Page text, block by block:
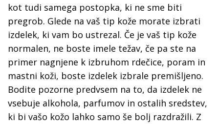
kot tudi samega postopka, ki ne sme biti
pregrob. Glede na vaš tip kože morate izbrati
izdelek, ki vam bo ustrezal. Če je vaš tip kože
normalen, ne boste imele težav, če pa ste na
primer nagnjene k izbruhom rdečice, poram in
mastni koži, boste izdelek izbrale premišljeno.
Bodite pozorne predvsem na to, da izdelek ne
vsebuje alkohola, parfumov in ostalih sredstev,
ki bi vašo kožo lahko samo še bolj razdražili. Z